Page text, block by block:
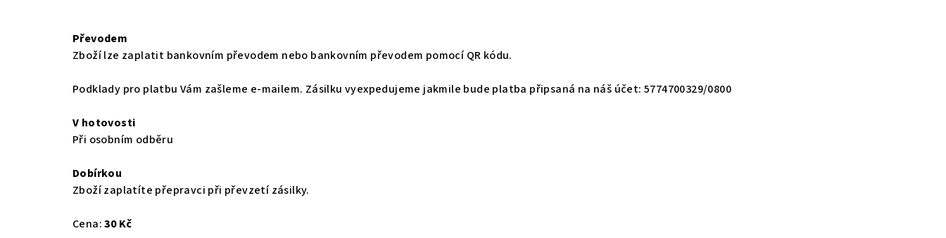
Převodem
Zboží lze zaplatit bankovním převodem nebo bankovním převodem pomocí QR kódu.
Podklady pro platbu Vám zašleme e-mailem. Zásilku vyexpedujeme jakmile bude platba připsaná na náš účet: 5774700329/0800
V hotovosti
Při osobním odběru
Dobírkou
Zboží zaplatíte přepravci při převzetí zásilky.
Cena:30 Kč